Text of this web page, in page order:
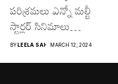
పరిశ్రమలు ఎన్నో మల్టీ
స్టార్లర్ సినిమాలు
వచ్చాయి.. కొన్ని సినిమాలు
అయితే...
BYLEELA SAI MARCH 12, 2024